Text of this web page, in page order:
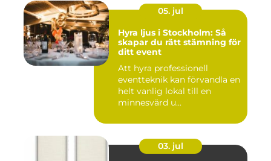
05. jul
Hyra ljus i Stockholm: Så
skapar du rätt stämning för
ditt event
Att hyra professionell
eventteknik kan förvandla en
helt vanlig lokal till en
minnesvärd u...
03. jul